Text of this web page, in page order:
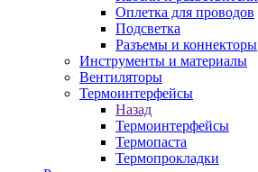
Оплетка для проводов
Подсветка
Разъемы и коннекторы
Инструменты и материалы
Вентиляторы
Термоинтерфейсы
Назад
Термоинтерфейсы
Термопаста
Термопрокладки